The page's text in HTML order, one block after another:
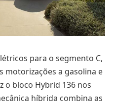
para o segmento C,
motorizações a gasolina e
o bloco Hybrid 136 nos
híbrida combina as